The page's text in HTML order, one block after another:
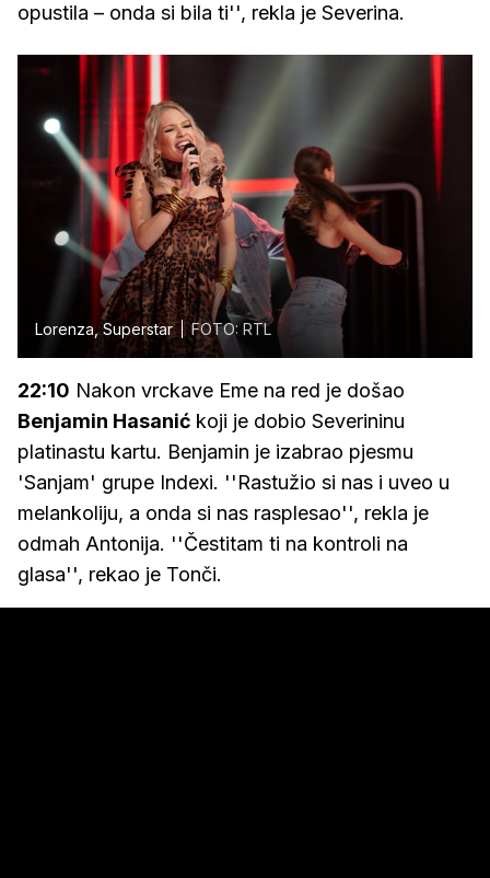
opustila – onda si bila ti'', rekla je Severina.
Lorenza, Superstar FOTO: RTL
22:10 Nakon vrckave Eme na red je došao
Benjamin Hasanić koji je dobio Severininu
platinastu kartu. Benjamin je izabrao pjesmu
'Sanjam' grupe Indexi. ''Rastužio si nas i uveo u
melankoliju, a onda si nas rasplesao'', rekla je
odmah Antonija. ''Čestitam ti na kontroli na
glasa'', rekao je Tonči.